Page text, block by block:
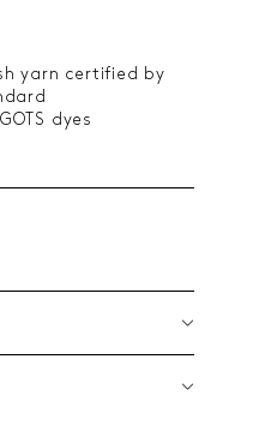
yarn certified by
dyes